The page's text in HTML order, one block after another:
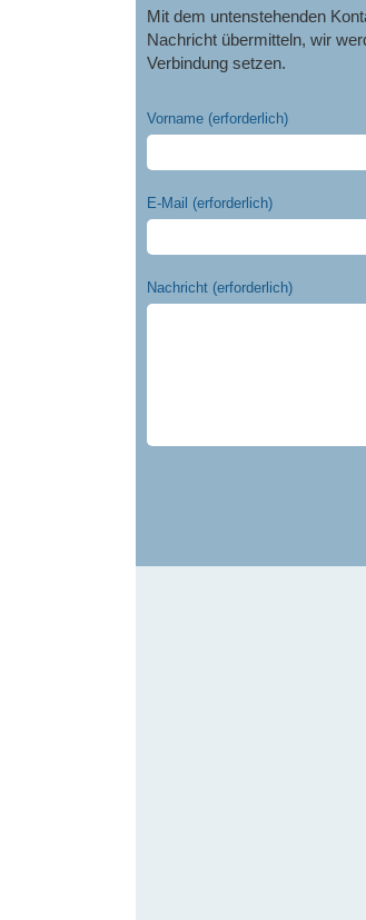
Mit dem untenstehenden
Nachricht übermitteln, wir
Verbindung setzen.
Vorname (erforderlich)
E-Mail (erforderlich)
Nachricht (erforderlich)